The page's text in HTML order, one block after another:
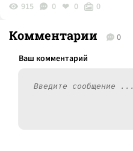
915 0 0 0
Комментарии 0